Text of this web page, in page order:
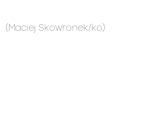
(Maciej Skowronek/ko)